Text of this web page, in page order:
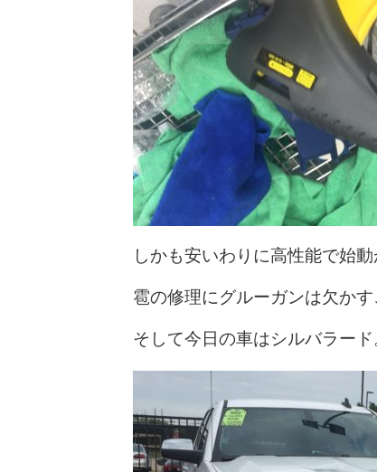
しかも安いわりに高性能で始動
雹の修理にグルーガンは欠かす
そして今日の車はシルバラード